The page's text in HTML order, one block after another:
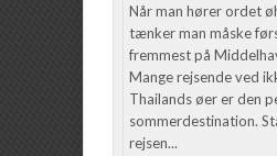
Når man hører ordet
tænker man måske
fremmest på
Mange rejsende ved
Thailands øer er den
sommerdestination.
rejsen...